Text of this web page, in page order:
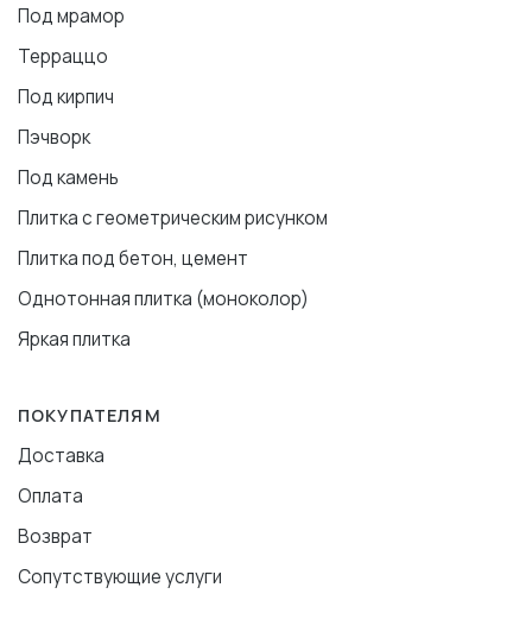
Под мрамор
Терраццо
Под кирпич
Пэчворк
Под камень
Плитка с геометрическим рисунком
Плитка под бетон, цемент
Однотонная плитка (моноколор)
Яркая плитка
ПОКУПАТЕЛЯМ
Доставка
Оплата
Возврат
Сопутствующие услуги